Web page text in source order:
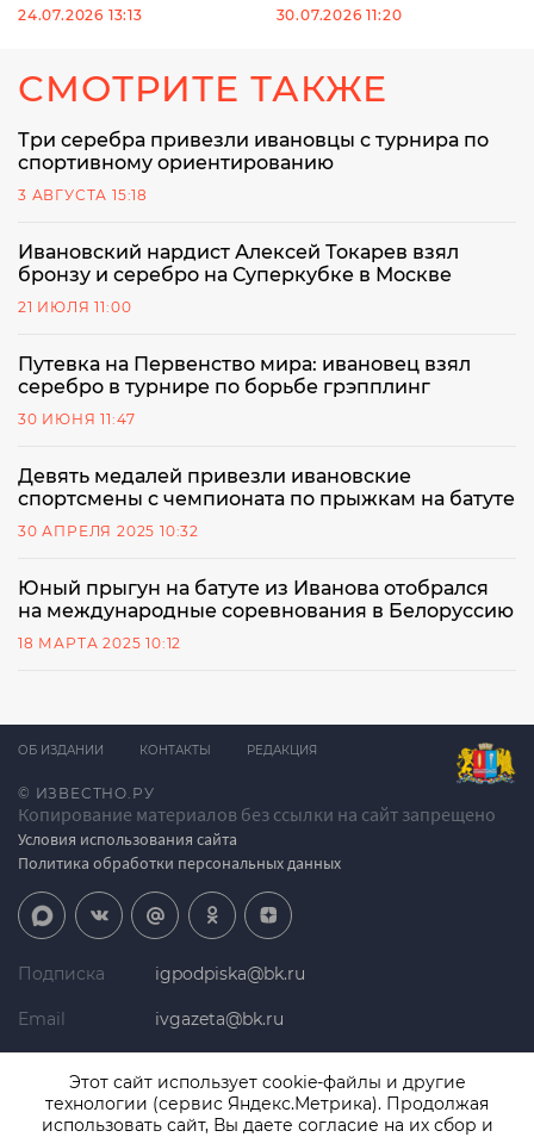
24.07.2026 13:13 30.07.2026 11:20
СМОТРИТЕ ТАКЖЕ
Три серебра привезли ивановцы с турнира по
спортивному ориентированию
3 АВГУСТА 15:18
Ивановский нардист Алексей Токарев взял
бронзу и серебро на Суперкубке в Москве
21 ИЮЛЯ 11:00
Путевка на Первенство мира: ивановец взял
серебро в турнире по борьбе грэпплинг
30 ИЮНЯ 11:47
Девять медалей привезли ивановские
спортсмены с чемпионата по прыжкам на батуте
30 АПРЕЛЯ 2025 10:32
Юный прыгун на батуте из Иванова отобрался
на международные соревнования в Белоруссию
18 МАРТА 2025 10:12
© ИЗВЕСТНО.РУ
Копирование материалов без ссылки на сайт запрещено
Условия использования сайта
Политика обработки персональных данных
ОБ ИЗДАНИИ КОНТАКТЫ РЕДАКЦИЯ
Подписка igpodpiska@bk.ru
Email ivgazeta@bk.ru
Телефон +7 (4932) 41-94-81
Этот сайт использует cookie-файлы и другие
технологии (сервис Яндекс.Метрика). Продолжая
использовать сайт, Вы даете согласие на их сбор и